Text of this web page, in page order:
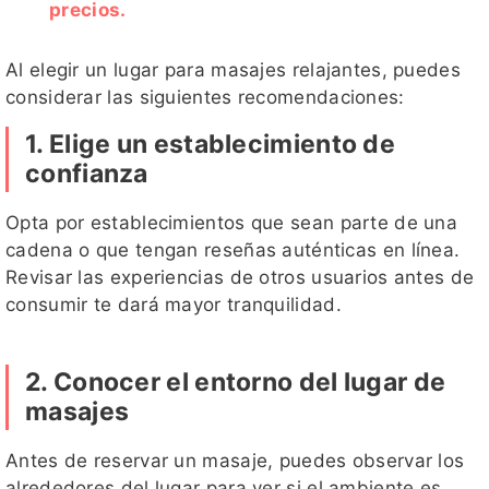
precios.
Al elegir un lugar para masajes relajantes, puedes
considerar las siguientes recomendaciones:
1. Elige un establecimiento de
confianza
Opta por establecimientos que sean parte de una
cadena o que tengan reseñas auténticas en línea.
Revisar las experiencias de otros usuarios antes de
consumir te dará mayor tranquilidad.
2. Conocer el entorno del lugar de
masajes
Antes de reservar un masaje, puedes observar los